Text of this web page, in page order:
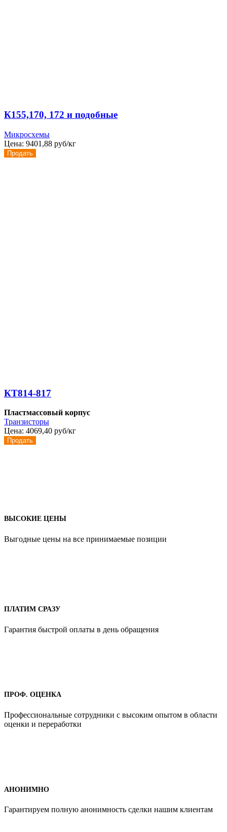
К155,170, 172 и подобные
Микросхемы
Цена: 9401,88 руб/кг
Продать
КТ814-817
Пластмассовый корпус
Транзисторы
Цена: 4069,40 руб/кг
Продать
ВЫСОКИЕ ЦЕНЫ
Выгодные цены на все принимаемые позиции
ПЛАТИМ СРАЗУ
Гарантия быстрой оплаты в день обращения
ПРОФ. ОЦЕНКА
Профессиональные сотрудники с высоким опытом в области
оценки и переработки
АНОНИМНО
Гарантируем полную анонимность сделки нашим клиентам